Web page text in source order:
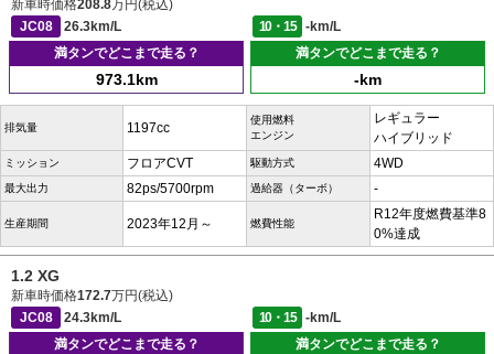
新車時価格208.8万円(税込)
JC08
26.3km/L 10・15
-km/L
満タンでどこまで走る？
973.1km
満タンでどこまで走る？
-km
排気量 1197cc
使用燃料
エンジン
レギュラー
ハイブリッド
ミッション フロアCVT 駆動方式 4WD
最大出力 82ps/5700rpm 過給器（ターボ） -
生産期間 2023年12月～ 燃費性能
R12年度燃費基準8
0%達成
1.2 XG
新車時価格172.7万円(税込)
JC08
24.3km/L 10・15
-km/L
満タンでどこまで走る？
満タンでどこまで走る？